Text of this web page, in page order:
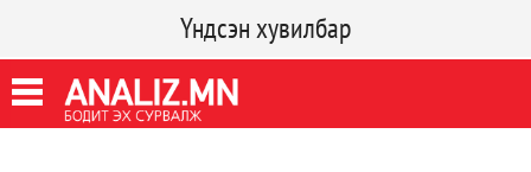
Үндсэн хувилбар